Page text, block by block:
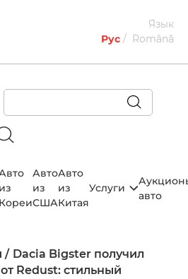
Язык
Рус
Română
из
Кореи
Авто
из
США
Авто
из
Китая
Услуги
авто
Dacia Bigster получил
Redust: стильный